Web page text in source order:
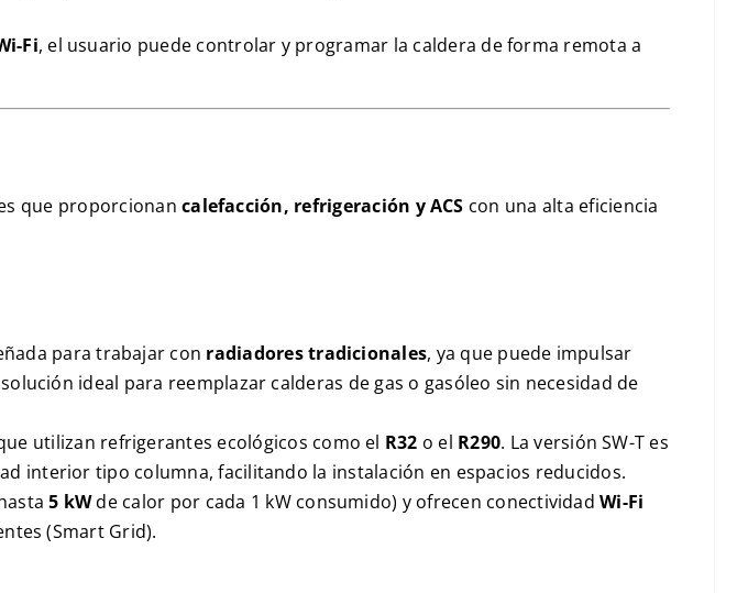
Fi, el usuario puede controlar y programar la caldera de forma remota a
que proporcionancalefacción, refrigeración yACS con una alta eficiencia
para trabajar con radiadores tradicionales, ya que puede impulsar
ideal para reemplazar calderas de gas o gasóleo sin necesidad de
utilizan refrigerantes ecológicos como el R32 o el R290. La versiónSW-T es
interior tipo columna, facilitando la instalación en espacios reducidos.
5 kWde calor por cada 1 kWconsumido) y ofrecen conectividadWi-Fi
(Smart Grid).